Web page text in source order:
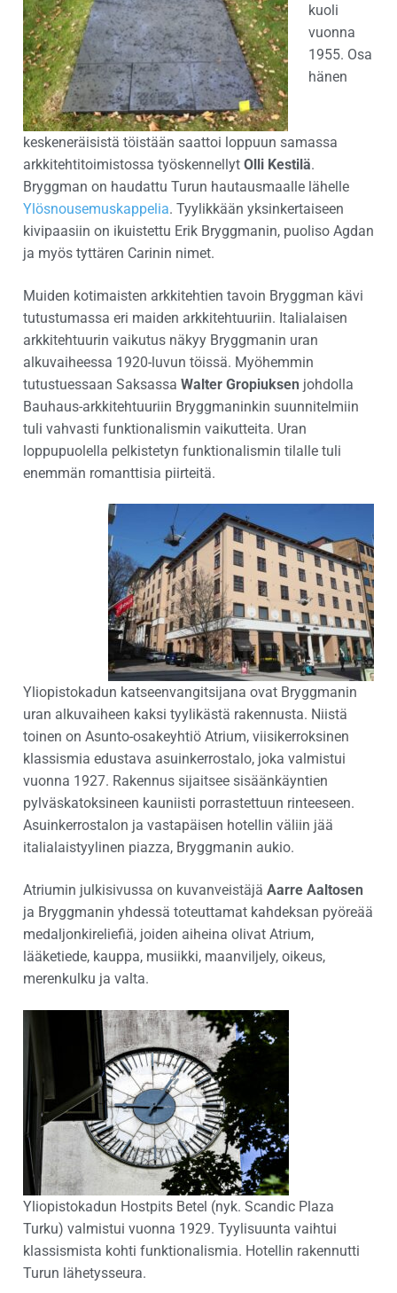
kuoli
vuonna
1955. Osa
hänen
keskeneräisistä töistään saattoi loppuun samassa
arkkitehtitoimistossa työskennellyt Olli Kestilä.
Bryggman on haudattu Turun hautausmaalle lähelle
Ylösnousemuskappelia. Tyylikkään yksinkertaiseen
kivipaasiin on ikuistettu Erik Bryggmanin, puoliso Agdan
ja myös tyttären Carinin nimet.
Muiden kotimaisten arkkitehtien tavoin Bryggman kävi
tutustumassa eri maiden arkkitehtuuriin. Italialaisen
arkkitehtuurin vaikutus näkyy Bryggmanin uran
alkuvaiheessa 1920-luvun töissä. Myöhemmin
tutustuessaan Saksassa Walter Gropiuksen johdolla
Bauhaus-arkkitehtuuriin Bryggmaninkin suunnitelmiin
tuli vahvasti funktionalismin vaikutteita. Uran
loppupuolella pelkistetyn funktionalismin tilalle tuli
enemmän romanttisia piirteitä.
Yliopistokadun katseenvangitsijana ovat Bryggmanin
uran alkuvaiheen kaksi tyylikästä rakennusta. Niistä
toinen on Asunto-osakeyhtiö Atrium, viisikerroksinen
klassismia edustava asuinkerrostalo, joka valmistui
vuonna 1927. Rakennus sijaitsee sisäänkäyntien
pylväskatoksineen kauniisti porrastettuun rinteeseen.
Asuinkerrostalon ja vastapäisen hotellin väliin jää
italialaistyylinen piazza, Bryggmanin aukio.
Atriumin julkisivussa on kuvanveistäjä Aarre Aaltosen
ja Bryggmanin yhdessä toteuttamat kahdeksan pyöreää
medaljonkireliefiä, joiden aiheina olivat Atrium,
lääketiede, kauppa, musiikki, maanviljely, oikeus,
merenkulku ja valta.
Yliopistokadun Hostpits Betel (nyk. Scandic Plaza
Turku) valmistui vuonna 1929. Tyylisuunta vaihtui
klassismista kohti funktionalismia. Hotellin rakennutti
Turun lähetysseura.